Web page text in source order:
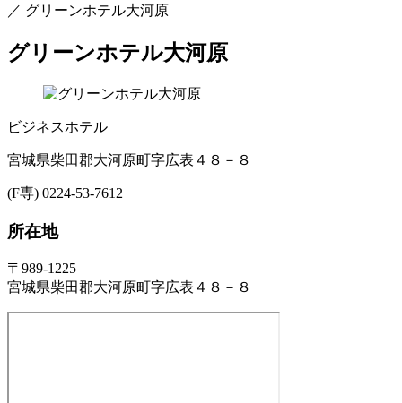
／ グリーンホテル大河原
グリーンホテル大河原
ビジネスホテル
宮城県柴田郡大河原町字広表４８－８
(F専) 0224-53-7612
所在地
〒989-1225
宮城県柴田郡大河原町字広表４８－８